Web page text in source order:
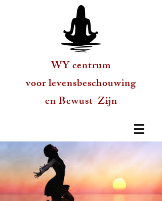
WY centrum
voor levensbeschouwing
en Bewust-Zijn